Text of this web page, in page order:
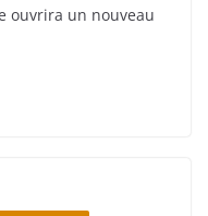
ouvrira un nouveau